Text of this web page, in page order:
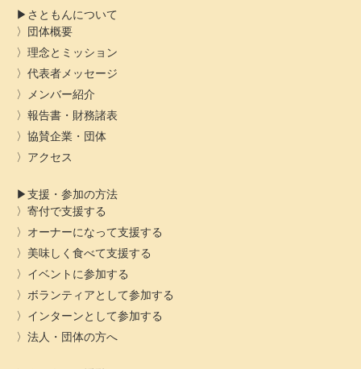
さともんについて
団体概要
理念とミッション
代表者メッセージ
メンバー紹介
報告書・財務諸表
協賛企業・団体
アクセス
支援・参加の方法
寄付で支援する
オーナーになって支援する
美味しく食べて支援する
イベントに参加する
ボランティアとして参加する
インターンとして参加する
法人・団体の方へ